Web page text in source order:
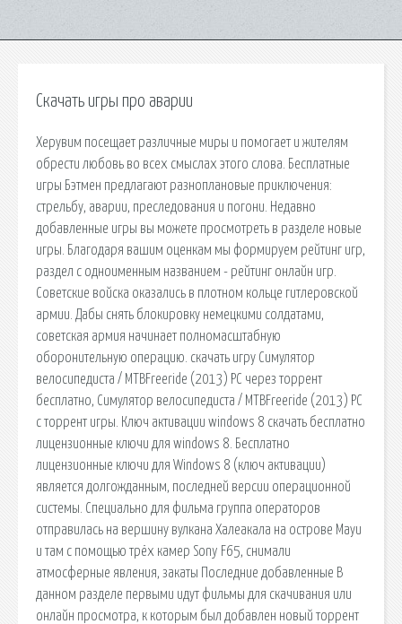
Скачать игры про аварии
Херувим посещает различные миры и помогает и жителям
обрести любовь во всех смыслах этого слова. Бесплатные
игры Бэтмен предлагают разноплановые приключения:
стрельбу, аварии, преследования и погони. Недавно
добавленные игры вы можете просмотреть в разделе новые
игры. Благодаря вашим оценкам мы формируем рейтинг игр,
раздел с одноименным названием - рейтинг онлайн игр.
Советские войска оказались в плотном кольце гитлеровской
армии. Дабы снять блокировку немецкими солдатами,
советская армия начинает полномасштабную
оборонительную операцию. скачать игру Симулятор
велосипедиста / MTBFreeride (2013) PC через торрент
бесплатно, Симулятор велосипедиста / MTBFreeride (2013) PC
с торрент игры. Ключ активации windows 8 скачать бесплатно
лицензионные ключи для windows 8. Бесплатно
лицензионные ключи для Windows 8 (ключ активации)
является долгожданным, последней версии операционной
системы. Специально для фильма группа операторов
отправилась на вершину вулкана Халеакала на острове Мауи
и там с помощью трёх камер Sony F65, снимали
атмосферные явления, закаты Последние добавленные В
данном разделе первыми идут фильмы для скачивания или
онлайн просмотра, к которым был добавлен новый торрент